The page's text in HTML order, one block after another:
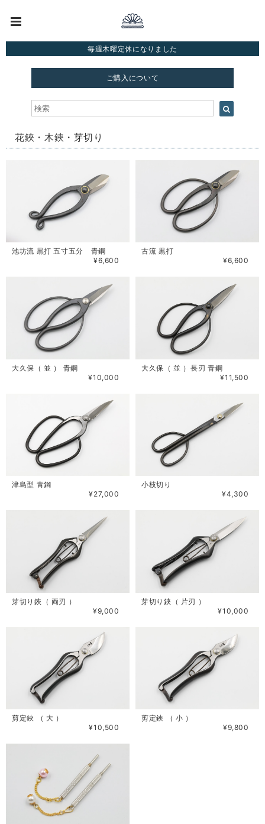
毎週木曜定休になりました
ご購入について
花鋏・木鋏・芽切り
池坊流 黒打 五寸五分 青鋼
¥6,600
古流 黒打
¥6,600
大久保（ 並 ） 青鋼
¥10,000
大久保（ 並 ）長刃 青鋼
¥11,500
津島型 青鋼
¥27,000
小枝切り
¥4,300
芽切り鋏（ 両刃 ）
¥9,000
芽切り鋏（ 片刃 ）
¥10,000
剪定鋏 （ 大 ）
¥10,500
剪定鋏 （ 小 ）
¥9,800